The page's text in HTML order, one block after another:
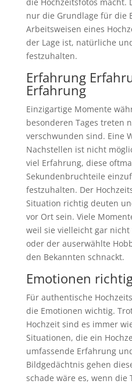
nur die Grundlage für die
Arbeitsweisen eines
der Lage ist, natürliche
festzuhalten.
Erfahrung
Erfahrung
Einzigartige Momente
besonderen Tages treten
verschwunden sind. Eine
Nachstellen ist nicht
viel Erfahrung, diese
Sekundenbruchteile
festzuhalten. Der
Situation richtig deuten
vor Ort sein. Viele
weil sie vielleicht gar
oder der auserwählte
den Bekannten schnackt.
Emotionen
Für authentische
die Emotionen wichtig.
Hochzeit sind es immer
Situationen, die ein
umfassende Erfahrung
Bildgedächtnis gehen
schade wäre es, wenn die